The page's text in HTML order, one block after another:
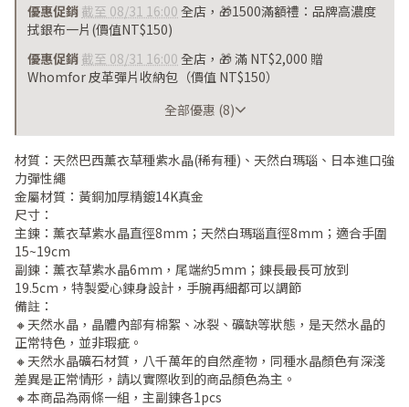
優惠促銷 截至 08/31 16:00 全店，🎁1500滿額禮：品牌高濃度
拭銀布一片(價值NT$150)
優惠促銷 截至 08/31 16:00 全店，🎁 滿 NT$2,000 贈
Whomfor 皮革彈片收納包（價值 NT$150）
全部優惠 (8)
材質：天然巴西薰衣草種紫水晶(稀有種)、天然白瑪瑙、日本進口強
力彈性繩
金屬材質：黃銅加厚精鍍14K真金
尺寸：
主鍊：薰衣草紫水晶直徑8mm；天然白瑪瑙直徑8mm；適合手圍
15~19cm
副鍊：薰衣草紫水晶6mm，尾端約5mm；鍊長最長可放到
19.5cm，特製愛心鍊身設計，手腕再細都可以調節
備註：
🔸天然水晶，晶體內部有棉絮、冰裂、礦缺等狀態，是天然水晶的
正常特色，並非瑕疵。
🔸天然水晶礦石材質，八千萬年的自然產物，同種水晶顏色有深淺
差異是正常情形，請以實際收到的商品顏色為主。
🔸本商品為兩條一組，主副鍊各1pcs